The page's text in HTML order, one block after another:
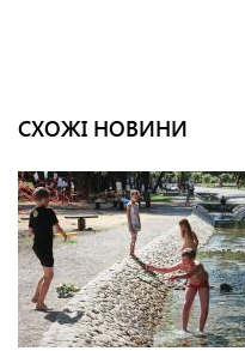
СХОЖІ НОВИНИ